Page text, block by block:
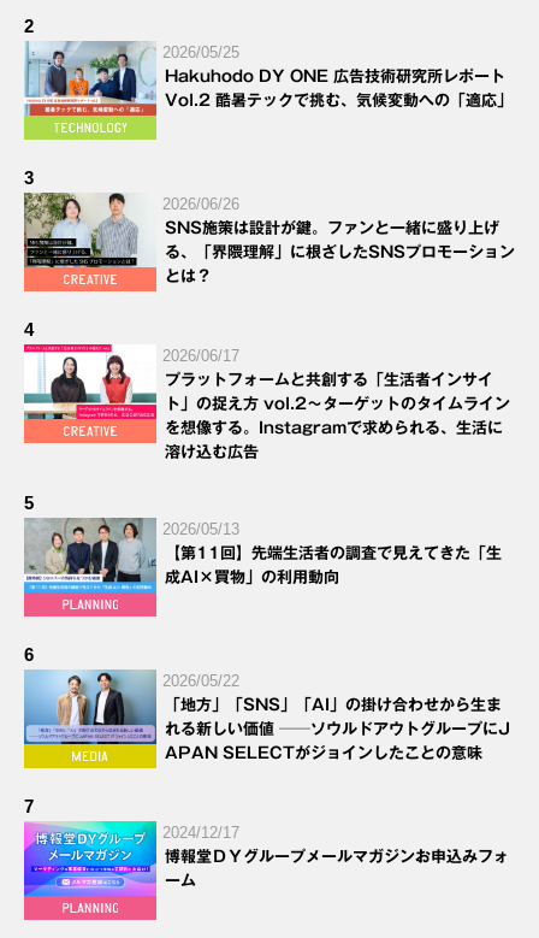
2
2026/05/25
Hakuhodo DY ONE 広告技術研究所レポート
Vol.2 酷暑テックで挑む、気候変動への「適応」
3
2026/06/26
SNS施策は設計が鍵。ファンと一緒に盛り上げ
る、「界隈理解」に根ざしたSNSプロモーション
とは？
4
2026/06/17
プラットフォームと共創する「生活者インサイ
ト」の捉え方 vol.2～ターゲットのタイムライン
を想像する。Instagramで求められる、生活に
溶け込む広告
5
2026/05/13
【第11回】先端生活者の調査で見えてきた「生
成AI×買物」の利用動向
6
2026/05/22
「地方」「SNS」「AI」の掛け合わせから生ま
れる新しい価値 ──ソウルドアウトグループにJ
APAN SELECTがジョインしたことの意味
7
2024/12/17
博報堂ＤＹグループメールマガジンお申込みフォ
ーム